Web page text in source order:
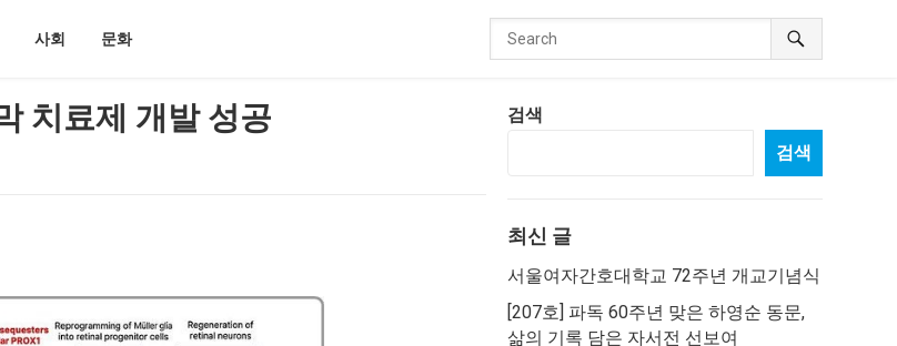
사회 문화
치료제 개발 성공
검색
검색
최신 글
서울여자간호대학교 72주년 개교기념식
[207호] 파독 60주년 맞은 하영순 동문,
삶의 기록 담은 자서전 선보여